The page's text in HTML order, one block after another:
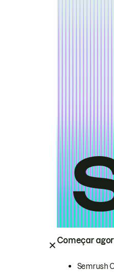
Começar
Semrush